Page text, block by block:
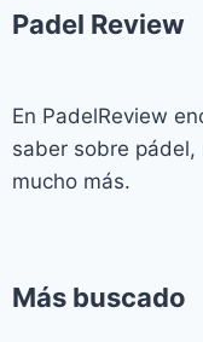
Padel Review​
En PadelReview
saber sobre
mucho más.
Más buscado